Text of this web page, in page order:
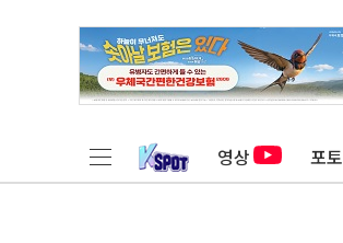
영상 포토